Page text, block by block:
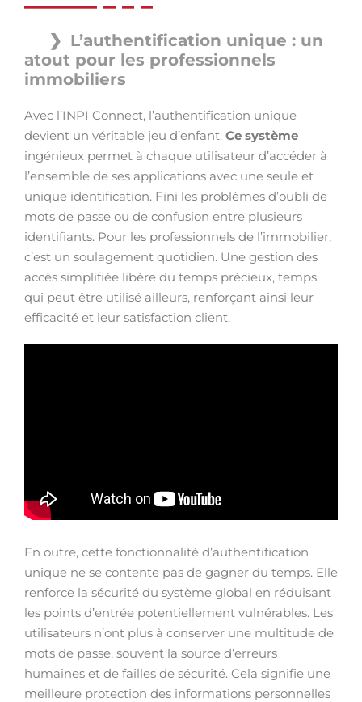
L’authentification unique : un
atout pour les professionnels
immobiliers
Avec l’INPI Connect, l’authentification unique
devient un véritable jeu d’enfant. Ce système
ingénieux permet à chaque utilisateur d’accéder à
l’ensemble de ses applications avec une seule et
unique identification. Fini les problèmes d’oubli de
mots de passe ou de confusion entre plusieurs
identifiants. Pour les professionnels de l’immobilier,
c’est un soulagement quotidien. Une gestion des
accès simplifiée libère du temps précieux, temps
qui peut être utilisé ailleurs, renforçant ainsi leur
efficacité et leur satisfaction client.
En outre, cette fonctionnalité d’authentification
unique ne se contente pas de gagner du temps. Elle
renforce la sécurité du système global en réduisant
les points d’entrée potentiellement vulnérables. Les
utilisateurs n’ont plus à conserver une multitude de
mots de passe, souvent la source d’erreurs
humaines et de failles de sécurité. Cela signifie une
meilleure protection des informations personnelles